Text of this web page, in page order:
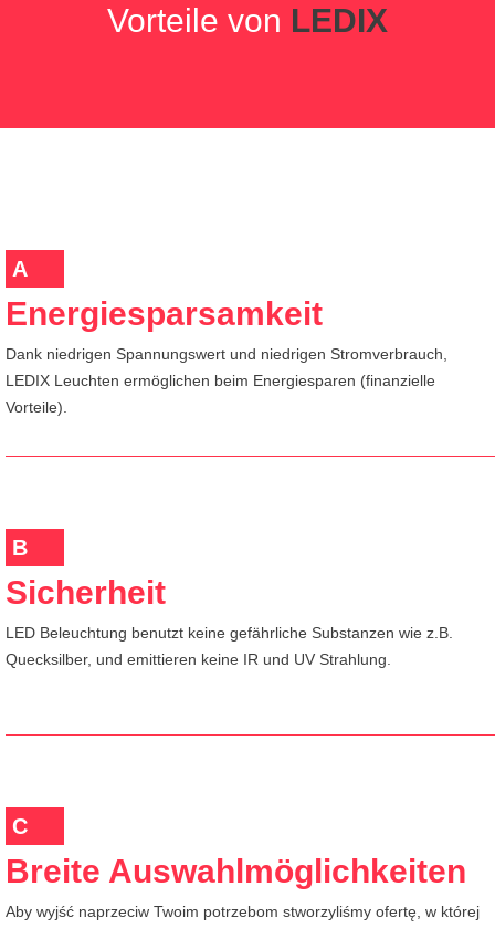
Vorteile von LEDIX
A
Energiesparsamkeit
Dank niedrigen Spannungswert und niedrigen Stromverbrauch,
LEDIX Leuchten ermöglichen beim Energiesparen (finanzielle
Vorteile).
B
Sicherheit
LED Beleuchtung benutzt keine gefährliche Substanzen wie z.B.
Quecksilber, und emittieren keine IR und UV Strahlung.
C
Breite Auswahlmöglichkeiten
Aby wyjść naprzeciw Twoim potrzebom stworzyliśmy ofertę, w której